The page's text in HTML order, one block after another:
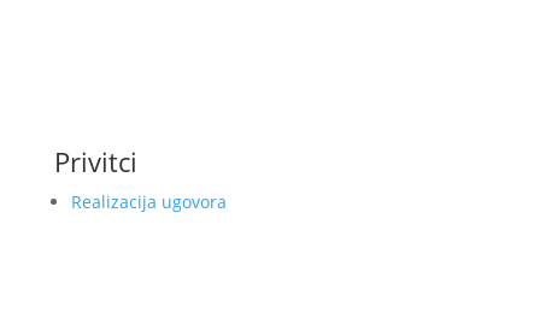
Privitci
Realizacija ugovora